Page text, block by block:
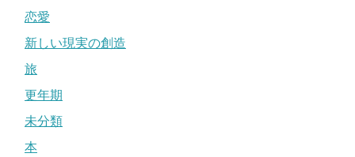
恋愛
新しい現実の創造
旅
更年期
未分類
本